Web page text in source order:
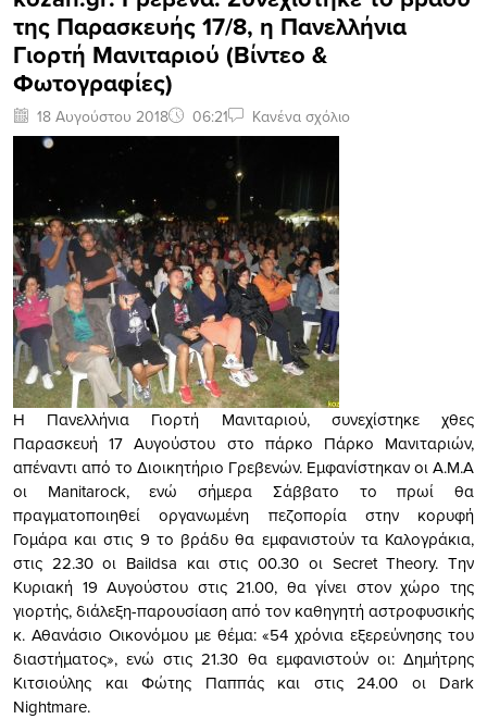
της Παρασκευής 17/8, η Πανελλήνια
Γιορτή Μανιταριού (Βίντεο &
Φωτογραφίες)
18 Αυγούστου 2018 06:21 Κανένα σχόλιο
Η Πανελλήνια Γιορτή Μανιταριού, συνεχίστηκε χθες
Παρασκευή 17 Αυγούστου στο πάρκο Πάρκο Μανιταριών,
απέναντι από το Διοικητήριο Γρεβενών. Εμφανίστηκαν οι A.M.A
οι Manitarock, ενώ σήμερα Σάββατο το πρωί θα
πραγματοποιηθεί οργανωμένη πεζοπορία στην κορυφή
Γομάρα και στις 9 το βράδυ θα εμφανιστούν τα Καλογράκια,
στις 22.30 οι Baildsa και στις 00.30 οι Secret Theory. Την
Κυριακή 19 Αυγούστου στις 21.00, θα γίνει στον χώρο της
γιορτής, διάλεξη-παρουσίαση από τον καθηγητή αστροφυσικής
κ. Αθανάσιο Οικονόμου με θέμα: «54 χρόνια εξερεύνησης του
διαστήματος», ενώ στις 21.30 θα εμφανιστούν οι: Δημήτρης
Κιτσιούλης και Φώτης Παππάς και στις 24.00 οι Dark
Nightmare.